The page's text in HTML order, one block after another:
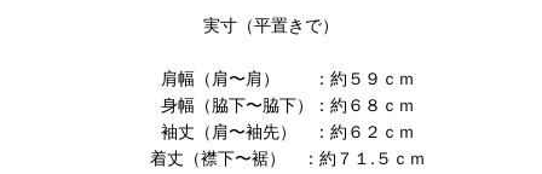
実寸（平置きで）
肩幅（肩〜肩） ：約５９ｃｍ
身幅（脇下〜脇下）：約６８ｃｍ
袖丈（肩〜袖先） ：約６２ｃｍ
着丈（襟下〜裾） ：約７１.５ｃｍ